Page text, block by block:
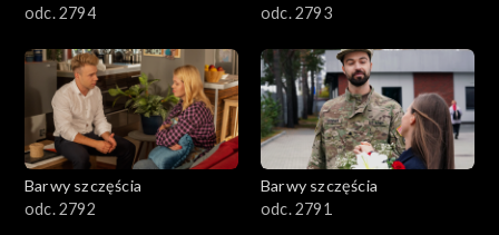
1801–1900
1701–1800
1601–1700
odc. 2794
odc. 2793
Barwy szczęścia
odc. 2792
Barwy szczęścia
odc. 2791